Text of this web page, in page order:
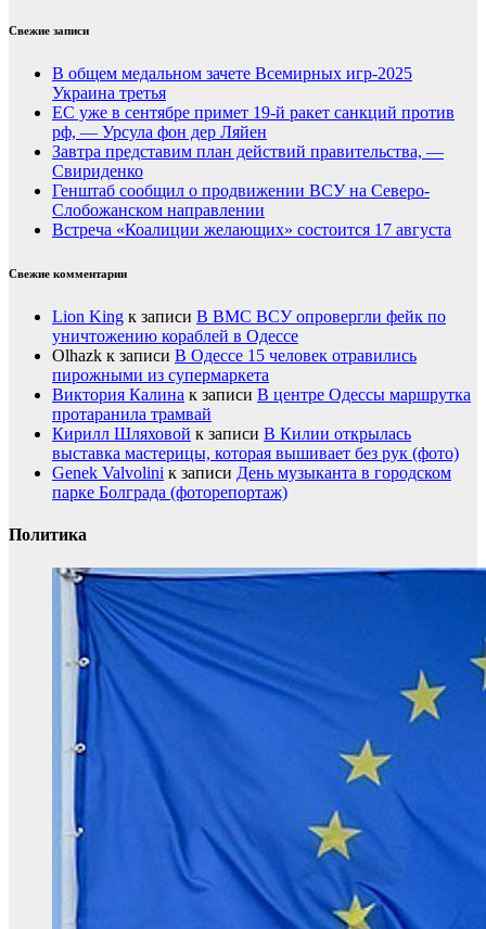
Свежие записи
В общем медальном зачете Всемирных игр-2025
Украина третья
ЕС уже в сентябре примет 19-й ракет санкций против
рф, — Урсула фон дер Ляйен
Завтра представим план действий правительства, —
Свириденко
Генштаб сообщил о продвижении ВСУ на Северо-
Слобожанском направлении
Встреча «Коалиции желающих» состоится 17 августа
Свежие комментарии
Lion King к записи В ВМС ВСУ опровергли фейк по
уничтожению кораблей в Одессе
Olhazk к записи В Одессе 15 человек отравились
пирожными из супермаркета
Виктория Калина к записи В центре Одессы маршрутка
протаранила трамвай
Кирилл Шляховой к записи В Килии открылась
выставка мастерицы, которая вышивает без рук (фото)
Genek Valvolini к записи День музыканта в городском
парке Болграда (фоторепортаж)
Политика